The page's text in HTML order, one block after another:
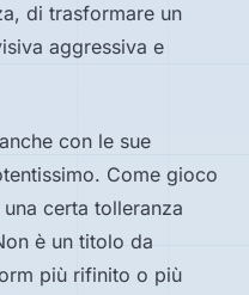
di trasformare un
aggressiva e
con le sue
Come gioco
certa tolleranza
è un titolo da
più rifinito o più